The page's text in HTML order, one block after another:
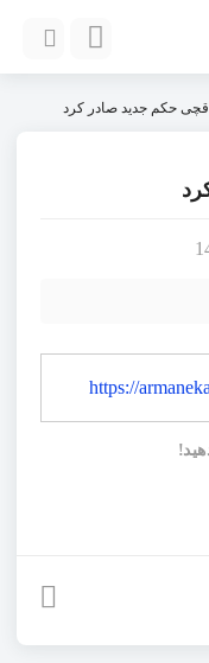
حکم جدید صادر کرد
https://